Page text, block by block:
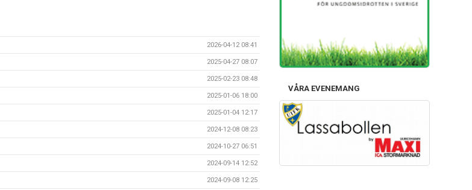
2026-04-12 08:41
2025-04-27 08:07
2025-02-23 08:48
2025-01-06 18:00
2025-01-04 12:17
2024-12-08 08:23
2024-10-27 06:51
2024-09-14 12:52
2024-09-08 12:25
VÅRA EVENEMANG